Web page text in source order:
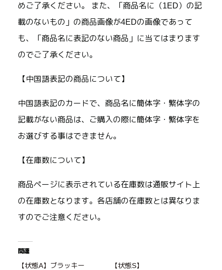
めご了承ください。 また、「商品名に（1ED）の記
載のないもの」の商品画像が4EDの画像であって
も、「商品名に表記のない商品」に当てはまります
のでご了承ください。
【中国語表記の商品について】
中国語表記のカードで、商品名に簡体字・繁体字の
記載がない商品は、ご購入の際に簡体字・繁体字を
お選びする事はできません。
【在庫数について】
商品ページに表示されている在庫数は通販サイト上
の在庫数となります。各店舗の在庫数とは異なりま
すのでご注意ください。
関連
【状態A】ブラッキー
【状態S】